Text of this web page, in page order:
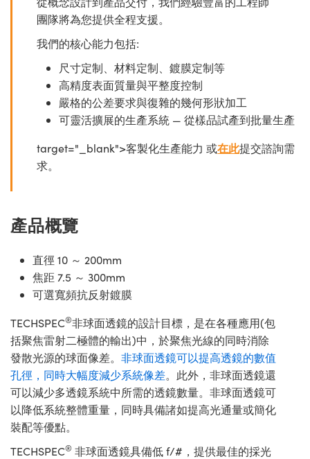
團隊將為您提供全程支援。
我們的核心能力包括:
尺寸定制、材料定制、鍍膜定制等
高精度表面質量與平整度控制
嚴格的公差要求與復雜的幾何形狀加工
可靈活擴展的生產系統 — 從樣品試產到批量生產
target="_blank">客製化生產能力 或在此提交諮詢需
求。
產品概覽
直徑 10 ～ 200mm
焦距 7.5 ～ 300mm
可選寬頻抗反射鍍膜
TECHSPEC®非球面透鏡的設計目標，是在各種應用(包
括聚焦雷射二極體的輸出)中，於聚焦光線的同時消除
發散光源的球面像差。 非球面透鏡可以提高透鏡的數值
孔徑，同時大幅度減少系統像差。此外，非球面透鏡還
可以減少多透鏡系統中所需的透鏡數量。非球面透鏡可
以降低系統整體重量，同時具備諸如提高光通量或簡化
裝配等優點。
TECHSPEC® 非球面透鏡具備低 f/#，提供最佳的採光